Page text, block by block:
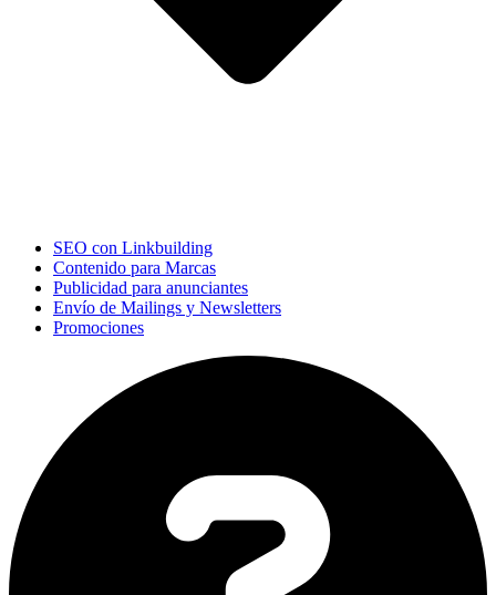
SEO con Linkbuilding
Contenido para Marcas
Publicidad para anunciantes
Envío de Mailings y Newsletters
Promociones